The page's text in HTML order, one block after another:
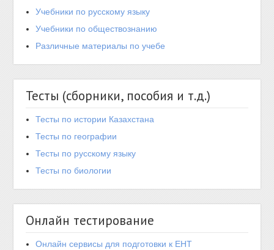
Учебники по русскому языку
Учебники по обществознанию
Различные материалы по учебе
Тесты (сборники, пособия и т.д.)
Тесты по истории Казахстана
Тесты по географии
Тесты по русскому языку
Тесты по биологии
Онлайн тестирование
Онлайн сервисы для подготовки к ЕНТ